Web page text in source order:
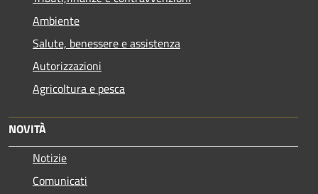
Ambiente
Salute, benessere e assistenza
Autorizzazioni
Agricoltura e pesca
NOVITÀ
Notizie
Comunicati